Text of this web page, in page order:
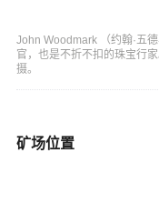
John Woodmark （约翰·五
官，也是不折不扣的珠宝行
摄。
矿场位置